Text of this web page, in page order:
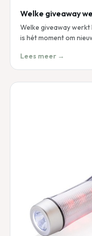
Welke giveaway
Welke giveaway werkt
is hét moment om
Lees meer →